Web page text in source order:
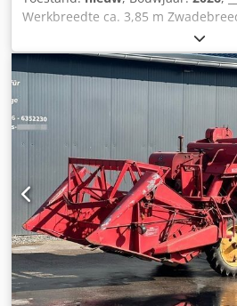
Werkbreedte ca. 3,85 m
Transportbreedte ca. (zonder
Transportlengte ca. 2,34 m
tandarmen per rotor 10 Dubbele
Codszgqq Rspfx Ag Usrf Banden
vermogensbehoefte ca. kW/pk 20/27
hydraulische aansluitingen –
mechanisch Aftakastoerental
overbelastingsbeveiliging (ster-
3/8" 6-delig
Verlichting speciale uitrusting
uitrusting: - Set
- 1 set tandemassen met wielen
14393 Nettoprijs: €6.900,00
voorraad: niet opgegeven